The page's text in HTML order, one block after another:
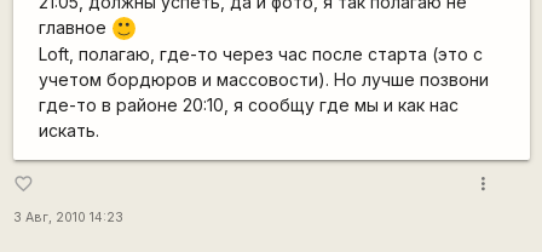
главное
:)
Loft, полагаю, где-то через час после старта (это с
учетом бордюров и массовости). Но лучше позвони
где-то в районе 20:10, я сообщу где мы и как нас
искать.
favorite_border
3 Авг, 2010 14:23
more_vert